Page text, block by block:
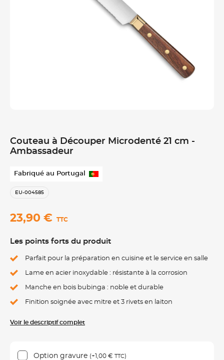
Couteau à Découper Microdenté 21 cm -
Ambassadeur
Fabriqué au Portugal
EU-004585
23,90 € TTC
Les points forts du produit
Parfait pour la préparation en cuisine et le service en salle
Lame en acier inoxydable : résistante à la corrosion
Manche en bois bubinga : noble et durable
Finition soignée avec mitre et 3 rivets en laiton
Voir le descriptif complet
Option gravure (+1,00 € TTC)